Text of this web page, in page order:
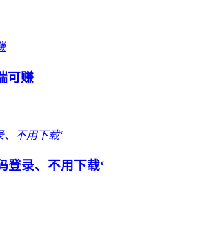
可赚
登录、不用下载‘